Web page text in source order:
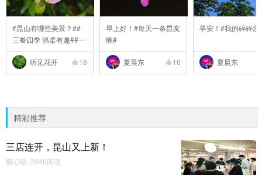
#昆山有哪些美景？##
三餐四季 温柔有趣##一
..
听见花开
18
早上好！#每天一条昆友
圈#
夏晨东 16
早安！#我的碎碎念
夏晨东
精彩推荐
三店连开，昆山又上新！
断心锁 2046阅读